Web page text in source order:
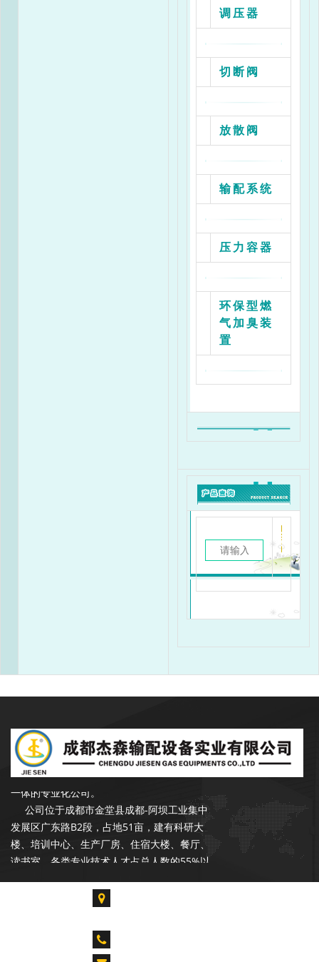
调压器
切断阀
放散阀
输配系统
压力容器
环保型燃
气加臭装
置
成都杰森成立于2002年9月，注册资本
3500万元，是一家专注于石油、天然气行业
输配产品的开发、设计、生产、销售和服务于
一体的专业化公司。
公司位于成都市金堂县成都-阿坝工业集中
发展区广东路B2段，占地51亩，建有科研大
楼、培训中心、生产厂房、住宿大楼、餐厅、
读书室。各类专业技术人才占总人数的55%以
套，具备年产20000台套设备的能力。是中石
油合格供应商，昆仑燃气优秀供应商，公司在
长庆油田、青海油田、新疆油田、华北油田、
胜利油田、辽河油田、设有销售和服务网点。